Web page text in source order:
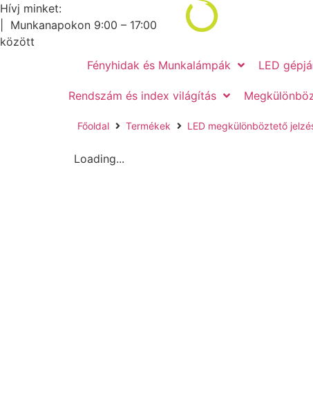
Hívj minket:
Munkanapokon 9:00 – 17:00
között
Fényhidak és Munkalámpák
LED
Rendszám és index világítás
Főoldal Termékek LED megkülönböztető
Loading...